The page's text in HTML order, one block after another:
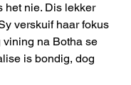
het nie. Dis lekker
verskuif haar fokus
na Botha se
is bondig, dog